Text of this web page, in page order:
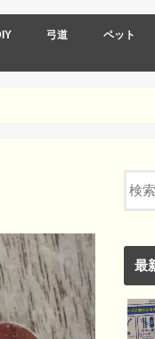
弓道
道具編
作品編
弓道
DIY弓道
弓道道具
弓道着物類
弓道 日々の記録
ペット
最